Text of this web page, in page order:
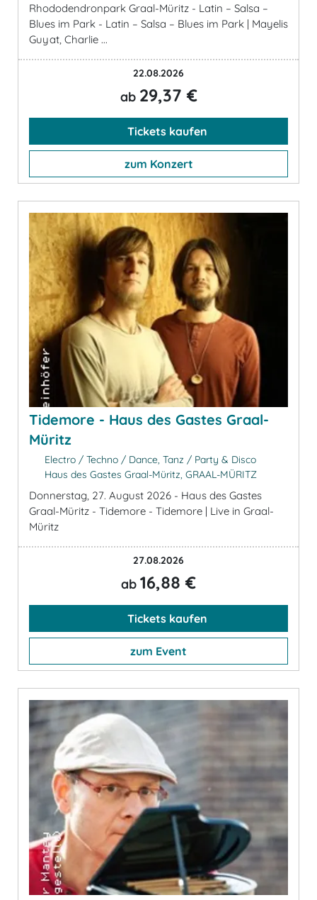
Rhododendronpark Graal-Müritz - Latin – Salsa –
Blues im Park - Latin – Salsa – Blues im Park | Mayelis
Guyat, Charlie ...
22.08.2026
ab 29,37 €
Tickets kaufen
zum Konzert
Tidemore - Haus des Gastes Graal-
Müritz
Electro / Techno / Dance, Tanz / Party & Disco
Haus des Gastes Graal-Müritz, GRAAL-MÜRITZ
Donnerstag, 27. August 2026 - Haus des Gastes
Graal-Müritz - Tidemore - Tidemore | Live in Graal-
Müritz
27.08.2026
ab 16,88 €
Tickets kaufen
zum Event